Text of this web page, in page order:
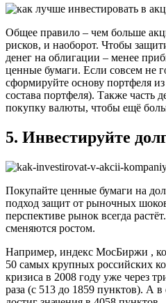
Общее правило – чем больше
рисков, и наоборот. Чтобы
денег на облигации – менее
ценные бумаги. Если совсем не
сформируйте основу портфеля
состава портфеля). Также часть
покупку валюты, чтобы ещё
5. Инвестируйте
Покупайте ценные бумаги на
подход защит от рыночных
перспективе рынок всегда
сменяются ростом.
Например, индекс МосБиржи ,
50 самых крупных российских
кризиса в 2008 году уже через
раза (с 513 до 1859 пунктов). А в